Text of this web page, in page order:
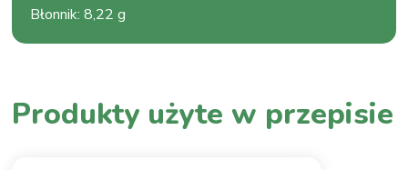
Błonnik:8,22 g
Produkty użyte w przepisie